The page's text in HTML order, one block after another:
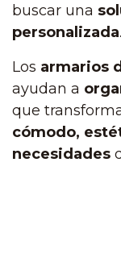
buscar una
personalizada.
Los armarios
ayudan a
que
cómodo,
necesidades